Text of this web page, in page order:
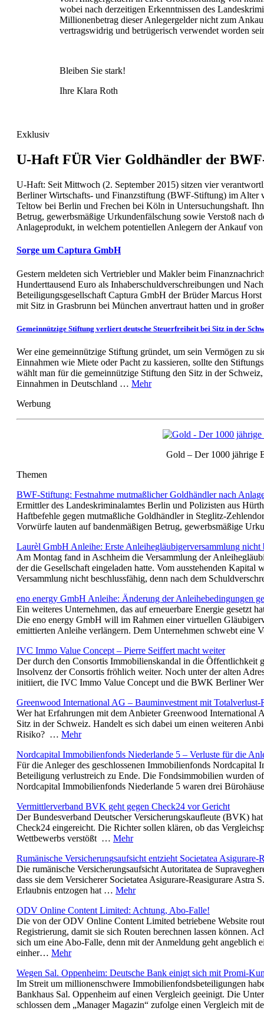
wobei nach derzeitigen Erkenntnissen des
Millionenbetrag dieser Anlegergelder nicht zum
vertragswidrig und betrügerisch verwendet worden
Bleiben Sie stark!
Ihre Klara Roth
Exklusiv
U-Haft FÜR Vier Goldhändler der
U-Haft: Seit Mittwoch (2. September 2015) sitzen vier
Berliner Wirtschafts- und Finanzstiftung (BWF-Stiftung) im Alter
Teltow bei Berlin und Frechen bei Köln in Untersuchungshaft.
Betrug, gewerbsmäßige Urkundenfälschung sowie Verstoß nach
Anlageprodukt, in welchem potentiellen Anlegern der Ankauf
Sorge um Captura GmbH
Gestern meldeten sich Vertriebler und Makler beim
Hunderttausend Euro als Inhaberschuldverschreibungen und
Beteiligungsgesellschaft Captura GmbH der Brüder Marcus
mit Sitz in Grasbrunn bei München anvertraut hatten und in
Gemeinnützige Stiftung verliert deutsche Steuerfreiheit bei Sitz in der
Wer eine gemeinnützige Stiftung gründet, um sein Vermögen zu
Einnahmen wie Miete oder Pacht zu kassieren, sollte den
wählt man für die gemeinnützige Stiftung den Sitz in der
Einnahmen in Deutschland … Mehr
Werbung
Gold – Der 1000 jährige
Themen
BWF-Stiftung: Festnahme mutmaßlicher Goldhändler nach
Ermittler des Landeskriminalamtes Berlin und Polizisten aus
Haftbefehle gegen mutmaßliche Goldhändler in Steglitz-
Vorwürfe lauten auf bandenmäßigen Betrug, gewerbsmäßige
Laurèl GmbH Anleihe: Erste Anleihegläubigerversammlung nicht
Am Montag fand in Aschheim die Versammlung der
der die Gesellschaft eingeladen hatte. Vom ausstehenden Kapital
Versammlung nicht beschlussfähig, denn nach dem
eno energy GmbH Anleihe: Änderung der Anleihebedingungen
Ein weiteres Unternehmen, das auf erneuerbare Energie gesetzt
Die eno energy GmbH will im Rahmen einer virtuellen
emittierten Anleihe verlängern. Dem Unternehmen schwebt eine
IVC Immo Value Concept – Pierre Seiffert macht weiter
Der durch den Consortis Immobilienskandal in die Öffentlichkeit
Insolvenz der Consortis fröhlich weiter. Noch unter der alten
initiiert, die IVC Immo Value Concept und die BWK Berliner
Greenwood International AG – Bauminvestment mit Totalverlust-
Wer hat Erfahrungen mit dem Anbieter Greenwood International
Sitz in der Schweiz. Handelt es sich dabei um einen weiteren
Risiko? … Mehr
Nordcapital Immobilienfonds Niederlande 5 – Verluste für die
Für die Anleger des geschlossenen Immobilienfonds Nordcapital
Beteiligung verlustreich zu Ende. Die Fondsimmobilien wurden
Nordcapital Immobilienfonds Niederlande 5 waren drei
Vermittlerverband BVK geht gegen Check24 vor Gericht
Der Bundesverband Deutscher Versicherungskaufleute (BVK)
Check24 eingereicht. Die Richter sollen klären, ob das
Wettbewerbs verstößt … Mehr
Rumänische Versicherungsaufsicht entzieht Societatea
Die rumänische Versicherungsaufsicht Autoritatea de
dass sie dem Versicherer Societatea Asigurare-Reasigurare Astra
Erlaubnis entzogen hat … Mehr
ODV Online Content Limited: Achtung, Abo-Falle!
Die von der ODV Online Content Limited betriebene Website
Registrierung, damit sie sich Routen berechnen lassen können.
sich um eine Abo-Falle, denn mit der Anmeldung geht angeblich
einher… Mehr
Wegen Sal. Oppenheim: Deutsche Bank einigt sich mit Promi-
Im Streit um millionenschwere Immobilienfondsbeteiligungen
Bankhaus Sal. Oppenheim auf einen Vergleich geeinigt. Die
schlossen dem „Manager Magazin“ zufolge einen Vergleich mit